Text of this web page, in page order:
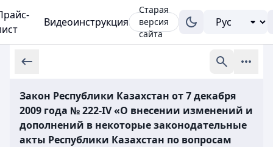
Видеоинструкция
Старая
версия
сайта
Закон Республики Казахстан от 7 декабря
2009 года № 222-IV «О внесении изменений и
дополнений в некоторые законодательные
акты Республики Казахстан по вопросам